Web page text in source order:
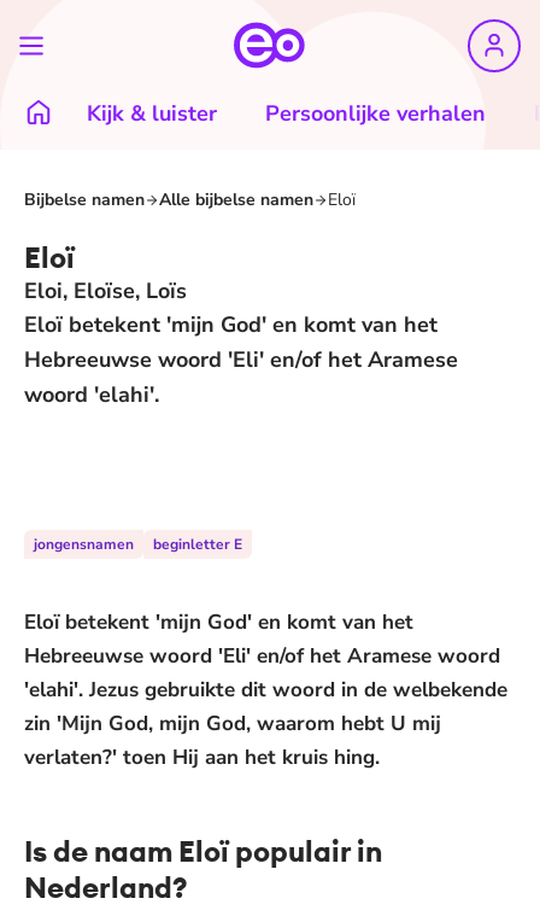
Kijk & luister Persoonlijke verhalen
Bijbelse namen Alle bijbelse namen Eloï
Eloï
Eloi, Eloïse, Loïs
Eloï betekent 'mijn God' en komt van het
Hebreeuwse woord 'Eli' en/of het Aramese
woord 'elahi'.
jongensnamen beginletter E
Eloï betekent 'mijn God' en komt van het
Hebreeuwse woord 'Eli' en/of het Aramese woord
'elahi'. Jezus gebruikte dit woord in de welbekende
zin 'Mijn God, mijn God, waarom hebt U mij
verlaten?' toen Hij aan het kruis hing.
Is de naam Eloï populair in
Nederland?